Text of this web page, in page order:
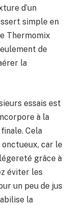
d’un
simple en
Thermomix
de
la
essais est
à la
Cela
car le
grâce à
éviter les
un peu de jus
la